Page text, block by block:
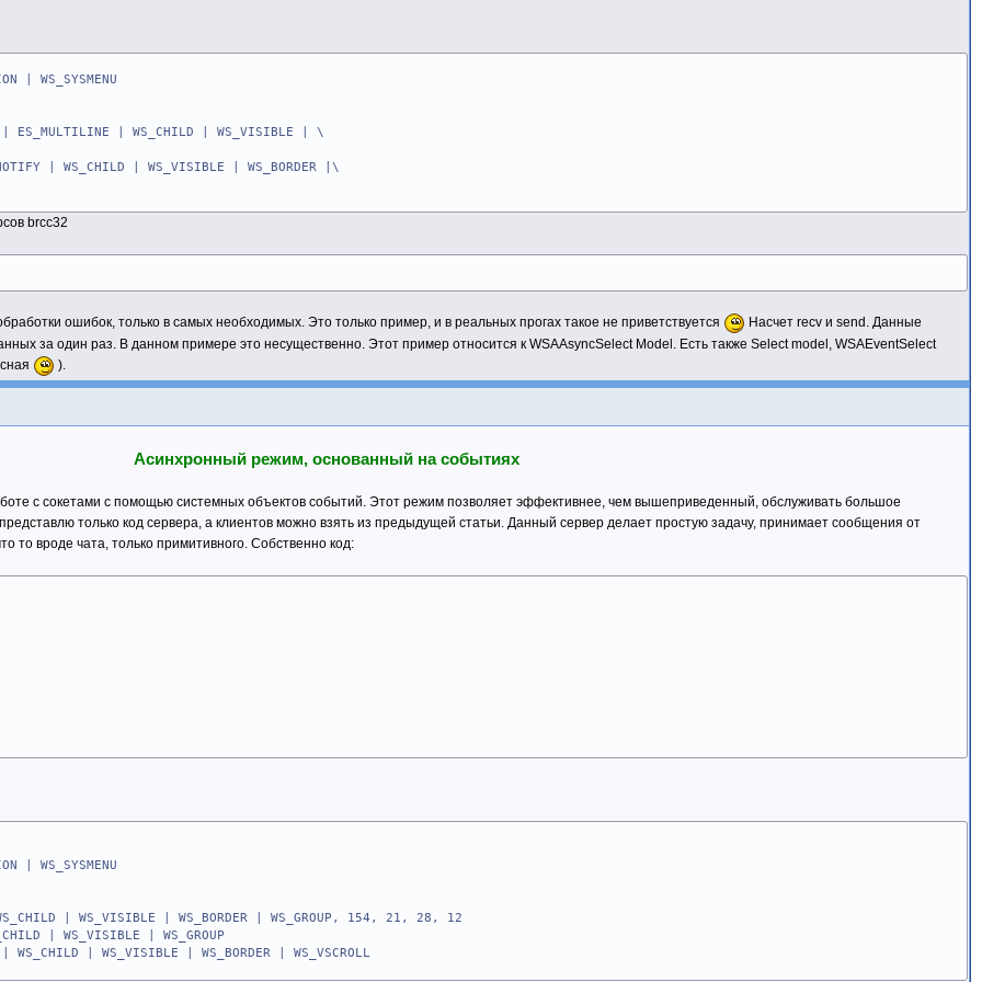
(контрол EDIT)
(контрол ListBox)
диалога
оконная функция EDIT
сокета
клиента
передача данных клиенту
версии WinSock
узла
0, addr DlgProc, 0
not found!"), _T("ERROR"), \
с кодом ошибки
NULL, _T("Server")
данных клиенту
еще понадобится :)
addr EditProc
предыдущей функции
:LPARAM
:LPARAM
для приема/передачи
(контрол ListBox)
диалога
оконная функция EDIT
сокета
передача данных серверу
версии WinSock
пространстве адреса вызова процесса и
окна в регистр eax
;версия и структура сокета
всё ок
0, addr DlgProc, 0
выгружаем библу
not found!"), _T("ERROR"),\ ;окно ошибки
с кодом ошибки
| WS_SYSMENU
| WS_CHILD | WS_VISIBLE | \
WS_CHILD | WS_VISIBLE | WS_BORDER |\
brcc32
ошибок, только в самых необходимых. Это только пример, и в реальных прогах такое не приветствуется
Насчет recv и send. Данные
за один раз. В данном примере это несущественно. Этот пример относится к WSAAsyncSelect Model. Есть также Select model, WSAEventSelect
).
Асинхронный режим, основанный на событиях
с сокетами с помощью системных объектов событий. Этот режим позволяет эффективнее, чем вышеприведенный, обслуживать большое
только код сервера, а клиентов можно взять из предыдущей статьи. Данный сервер делает простую задачу, принимает сообщения от
то вроде чата, только примитивного. Собственно код:
| WS_SYSMENU
| WS_VISIBLE | WS_BORDER | WS_GROUP, 154, 21, 28, 12
| WS_VISIBLE | WS_GROUP
| WS_VISIBLE | WS_BORDER | WS_VSCROLL